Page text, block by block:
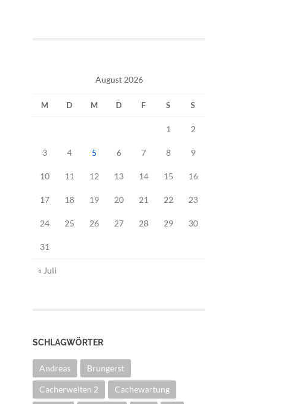
August 2026
M D M D F S S
1 2
3 4 5 6 7 8 9
10 11 12 13 14 15 16
17 18 19 20 21 22 23
24 25 26 27 28 29 30
31
« Juli
SCHLAGWÖRTER
Andreas Brungerst
Cacherwelten 2 Cachewartung